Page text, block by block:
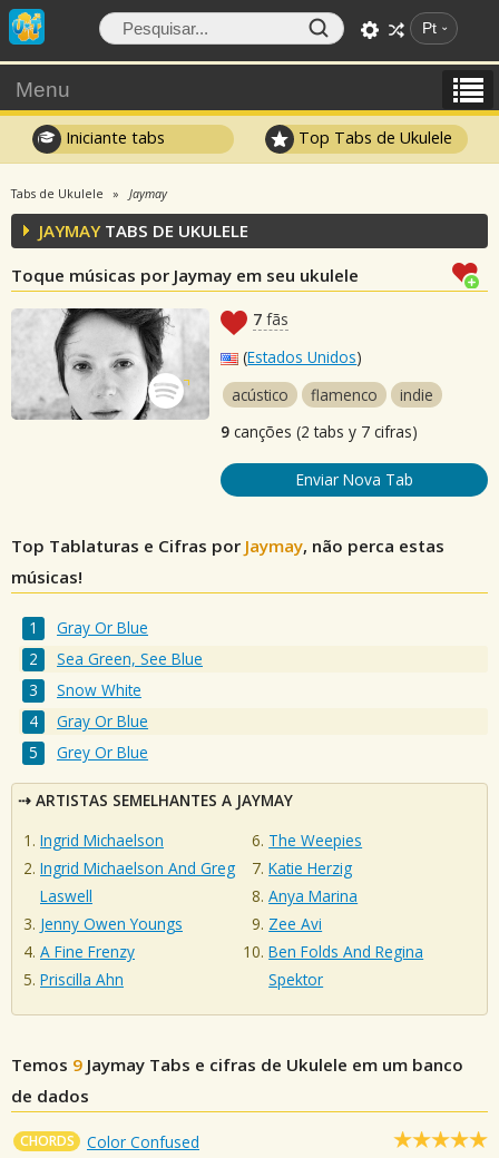
Pt
Menu
Iniciante tabs Top Tabs de Ukulele
Tabs de Ukulele Jaymay
JAYMAYTABS DE UKULELE
Toque músicas por Jaymay em seu ukulele
7 fãs
(Estados Unidos)
acústico
flamenco
indie
9 canções (2 tabs y 7 cifras)
Enviar Nova Tab
Top Tablaturas e Cifras por Jaymay, não perca estas
músicas!
Gray Or Blue
Sea Green, See Blue
Snow White
Gray Or Blue
Grey Or Blue
ARTISTAS SEMELHANTES A JAYMAY
Ingrid Michaelson
Ingrid Michaelson And Greg
Laswell
Jenny Owen Youngs
A Fine Frenzy
Priscilla Ahn
The Weepies
Katie Herzig
Anya Marina
Zee Avi
Ben Folds And Regina
Spektor
Temos 9 Jaymay Tabs e cifras de Ukulele em um banco
de dados
CHORDS Color Confused